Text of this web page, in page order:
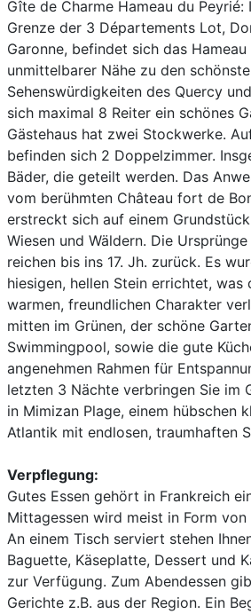
Gîte de Charme Hameau du
Grenze der 3 Départements Lot,
Garonne, befindet sich das
unmittelbarer Nähe zu den
Sehenswürdigkeiten des Quercy
sich maximal 8 Reiter ein schönes
Gästehaus hat zwei Stockwerke.
befinden sich 2 Doppelzimmer.
Bäder, die geteilt werden. Das
vom berühmten Château fort de
erstreckt sich auf einem
Wiesen und Wäldern. Die
reichen bis ins 17. Jh. zurück. Es
hiesigen, hellen Stein errichtet, was
warmen, freundlichen Charakter
mitten im Grünen, der schöne
Swimmingpool, sowie die gute
angenehmen Rahmen für
letzten 3 Nächte verbringen Sie im
in Mimizan Plage, einem hübschen
Atlantik mit endlosen, traumhaften
Verpflegung:
Gutes Essen gehört in Frankreich
Mittagessen wird meist in Form
An einem Tisch serviert stehen
Baguette, Käseplatte, Dessert und
zur Verfügung. Zum Abendessen
Gerichte z.B. aus der Region. Ein